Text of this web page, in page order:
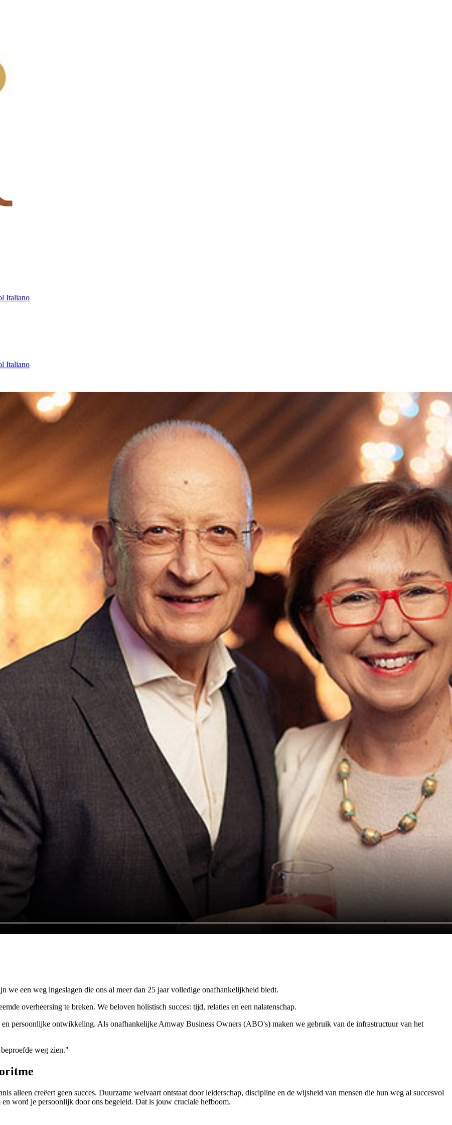
Italiano
Italiano
we een weg ingeslagen die ons al meer dan 25 jaar volledige onafhankelijkheid biedt.
overheersing te breken. We beloven holistisch succes: tijd, relaties en een nalatenschap.
persoonlijke ontwikkeling. Als onafhankelijke Amway Business Owners (ABO's) maken we gebruik van de infrastructuur van het
weg zien."
alleen creëert geen succes. Duurzame welvaart ontstaat door leiderschap, discipline en de wijsheid van mensen die hun weg al succesvol
word je persoonlijk door ons begeleid. Dat is jouw cruciale hefboom.